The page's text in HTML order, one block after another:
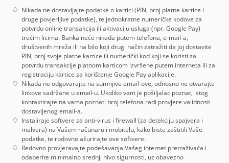
Nikada ne dostavljajte podatke o kartici (PIN, broj platne kartice i
druge povjerljive podatke), te jednokratne numeričke kodove za
potvrdu online transakcija ili aktivaciju usluga (npr. Google Pay)
trećim licima. Banka neće nikada putem telefona, e-mail-a,
društvenih mreža ili na bilo koji drugi način zatražiti da joj dostavite
PIN, broj svoje platne kartice ili numerički kod koji se koristi za
potvrdu transakcije platnom karticom izvršene putem interneta ili za
registraciju kartice za korištenje Google Pay aplikacije.
Nikada ne odgovarajte na sumnjive email-ove, odnosno ne otvarajte
linkove sadržane u email-u. Ukoliko vam je pošiljalac poznat, istog
kontaktirajte na vama poznati broj telefona radi provjere validnosti
dostavljenog email-a.
Instaliraje softvere za anti-virus i firewall (za detekciju spajvera i
malvera) na Vašem računaru i mobitelu, kako biste zaštitili Vaše
podatke, te rodovno ažurirajte ove softvere.
Redovno provjeravajte podešavanja Vašeg internet pretraživača i
odaberite minimalno srednji nivo sigurnosti, uz obavezno